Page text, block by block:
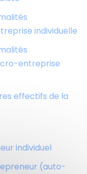
individuelle
entreprise
effectifs de la
individuel
(auto-